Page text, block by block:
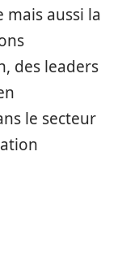
aussi la
des leaders
le secteur